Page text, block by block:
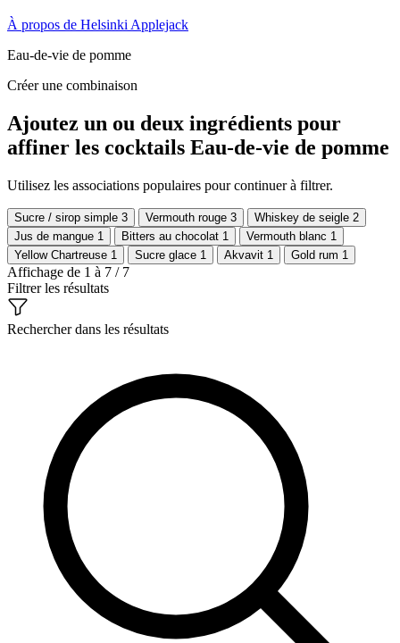
À propos de Helsinki Applejack
Eau-de-vie de pomme
Créer une combinaison
Ajoutez un ou deux ingrédients pour
affiner les cocktails Eau-de-vie de pomme
Utilisez les associations populaires pour continuer à filtrer.
Sucre / sirop simple 3 Vermouth rouge 3 Whiskey de seigle 2
Jus de mangue 1 Bitters au chocolat 1 Vermouth blanc 1
Yellow Chartreuse 1 Sucre glace 1 Akvavit 1 Gold rum 1
Affichage de 1 à 7 / 7
Filtrer les résultats
Rechercher dans les résultats